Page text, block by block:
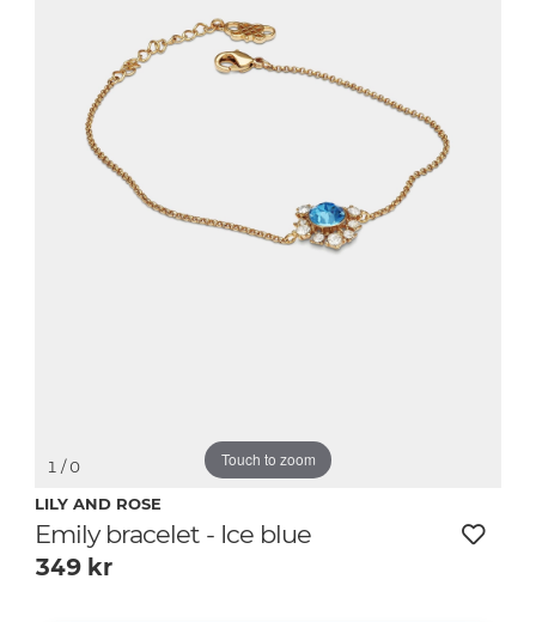
Touch to zoom
1 / 0
LILY AND ROSE
Emily bracelet - Ice blue
349 kr